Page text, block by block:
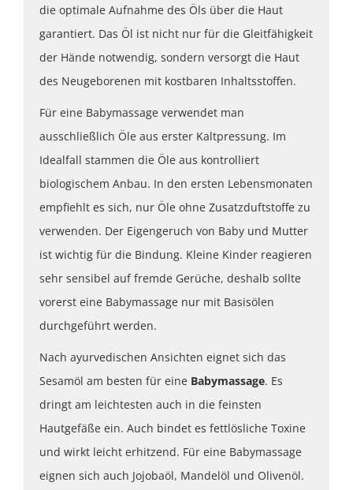
die optimale Aufnahme des Öls über die Haut
garantiert. Das Öl ist nicht nur für die Gleitfähigkeit
der Hände notwendig, sondern versorgt die Haut
des Neugeborenen mit kostbaren Inhaltsstoffen.
Für eine Babymassage verwendet man
ausschließlich Öle aus erster Kaltpressung. Im
Idealfall stammen die Öle aus kontrolliert
biologischem Anbau. In den ersten Lebensmonaten
empfiehlt es sich, nur Öle ohne Zusatzduftstoffe zu
verwenden. Der Eigengeruch von Baby und Mutter
ist wichtig für die Bindung. Kleine Kinder reagieren
sehr sensibel auf fremde Gerüche, deshalb sollte
vorerst eine Babymassage nur mit Basisölen
durchgeführt werden.
Nach ayurvedischen Ansichten eignet sich das
Sesamöl am besten für eine Babymassage. Es
dringt am leichtesten auch in die feinsten
Hautgefäße ein. Auch bindet es fettlösliche Toxine
und wirkt leicht erhitzend. Für eine Babymassage
eignen sich auch Jojobaöl, Mandelöl und Olivenöl.